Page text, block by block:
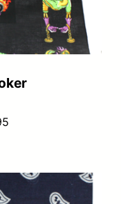
er:
kr. 19,95.